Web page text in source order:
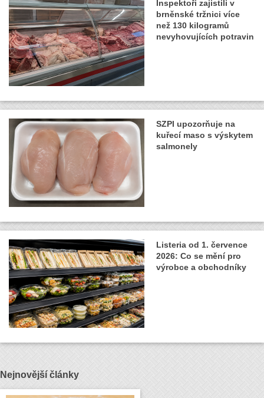
Inspektoři zajistili v
brněnské tržnici více
než 130 kilogramů
nevyhovujících potravin
SZPI upozorňuje na
kuřecí maso s výskytem
salmonely
Listeria od 1. července
2026: Co se mění pro
výrobce a obchodníky
Nejnovější články